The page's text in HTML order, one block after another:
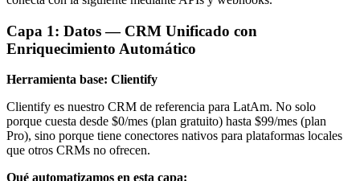
Capa 1: Datos — CRM Unificado con
Enriquecimiento Automático
Herramienta base: Clientify
Clientify es nuestro CRM de referencia para LatAm. No solo
porque cuesta desde $0/mes (plan gratuito) hasta $99/mes (plan
Pro), sino porque tiene conectores nativos para plataformas locales
que otros CRMs no ofrecen.
Qué automatizamos en esta capa: